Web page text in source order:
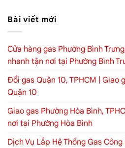
Bài viết mới
Cửa hàng gas Phường Bình
nhanh tận nơi tại Phường Bình
Đổi gas Quận 10, TPHCM | Giao
Quận 10
Giao gas Phường Hòa Bình,
nơi tại Phường Hòa Bình
Dịch Vụ Lắp Hệ Thống Gas